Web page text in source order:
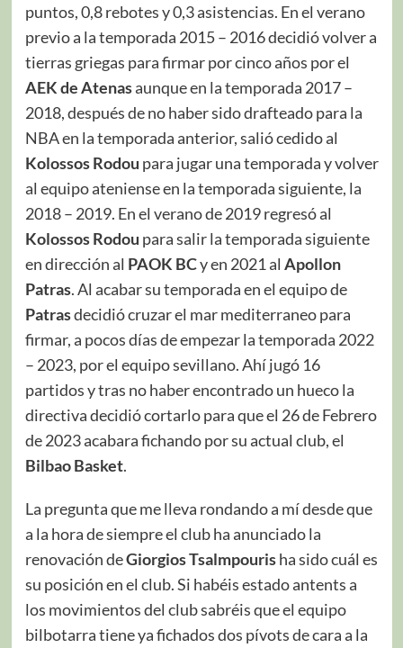
puntos, 0,8 rebotes y 0,3 asistencias. En el verano
previo a la temporada 2015 – 2016 decidió volver a
tierras griegas para firmar por cinco años por el
AEK de Atenasaunque en la temporada 2017 –
2018, después de no haber sido drafteado para la
NBA en la temporada anterior, salió cedido al
Kolossos Rodou para jugar una temporada y volver
al equipo ateniense en la temporada siguiente, la
2018 – 2019. En el verano de 2019 regresó al
Kolossos Rodou para salir la temporada siguiente
en dirección al PAOK BCy en 2021 al Apollon
Patras. Al acabar su temporada en el equipo de
Patrasdecidió cruzar el mar mediterraneo para
firmar, a pocos días de empezar la temporada 2022
– 2023, por el equipo sevillano. Ahí jugó 16
partidos y tras no haber encontrado un hueco la
directiva decidió cortarlo para que el 26 de Febrero
de 2023 acabara fichando por su actual club, el
Bilbao Basket.
La pregunta que me lleva rondando a mí desde que
a la hora de siempre el club ha anunciado la
renovación deGiorgiosTsalmpourisha sido cuál es
su posición en el club. Si habéis estado antents a
los movimientos del club sabréis que el equipo
bilbotarra tiene ya fichados dos pívots de cara a la